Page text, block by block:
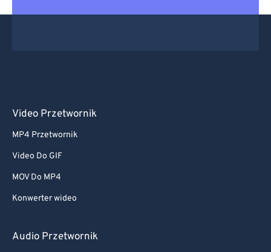
Video Przetwornik
MP4 Przetwornik
Video Do GIF
MOV Do MP4
Konwerter wideo
Audio Przetwornik